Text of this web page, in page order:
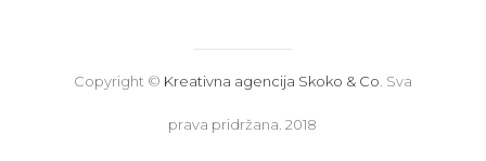
Copyright © Kreativna agencija Skoko & Co . Sva
prava pridržana. 2018